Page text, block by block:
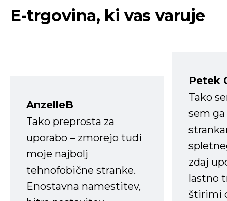
E-trgovina, ki vas varuje
AnzelleB
Tako preprosta za
uporabo – zmorejo tudi
moje najbolj
tehnofobične stranke.
Enostavna namestitev,
Petek
Tako
sem
zdaj
lastno
štirimi